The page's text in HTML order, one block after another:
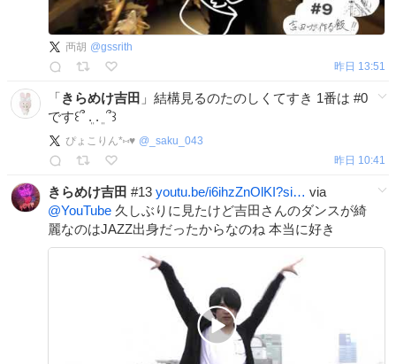
襾胡 @gssrith
昨日 13:51
「きらめけ吉田 」結構見るのたのしくてすき 1番は #0
です꒰՞ ܸ. . ܸ ՞꒱
ぴょこりん*⑅♥ @ _saku_043
昨日 10:41
きらめけ吉田 #13 youtu.be/i6ihzZnOlKI?si… via
@YouTube 久しぶりに見たけど吉田さんのダンスが綺
麗なのはJAZZ出身だったからなのね 本当に好き